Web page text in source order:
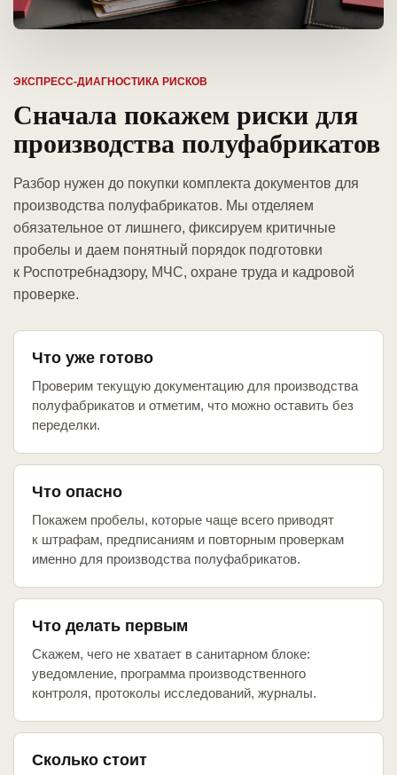
ЭКСПРЕСС-ДИАГНОСТИКА РИСКОВ
Сначала покажем риски для
производства полуфабрикатов
Разбор нужен до покупки комплекта документов для
производства полуфабрикатов. Мы отделяем
обязательное от лишнего, фиксируем критичные
пробелы и даем понятный порядок подготовки
к Роспотребнадзору, МЧС, охране труда и кадровой
проверке.
Что уже готово
Проверим текущую документацию для производства
полуфабрикатов и отметим, что можно оставить без
переделки.
Что опасно
Покажем пробелы, которые чаще всего приводят
к штрафам, предписаниям и повторным проверкам
именно для производства полуфабрикатов.
Что делать первым
Скажем, чего не хватает в санитарном блоке:
уведомление, программа производственного
контроля, протоколы исследований, журналы.
Сколько стоит